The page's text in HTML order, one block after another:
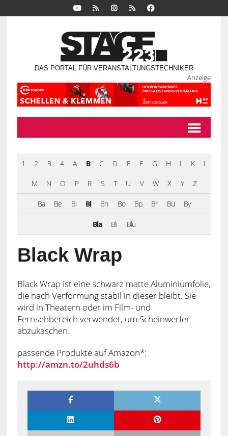
DAS PORTAL FÜR VERANSTALTUNGSTECHNIKER
Anzeige
1 2 3 4 A B C D E F G H I K L
M N O P R S T U V W X Y Z
Ba Be Bi Bl Bn Bo Bp Br Bü By
Bla Bli Blu
Black Wrap
Black Wrap ist eine schwarz matte Aluminiumfolie,
die nach Verformung stabil in dieser bleibt. Sie
wird in Theatern oder im Film- und
Fernsehbereich verwendet, um Scheinwerfer
abzukaschen.
passende Produkte auf Amazon*:
http://amzn.to/2uhds6b